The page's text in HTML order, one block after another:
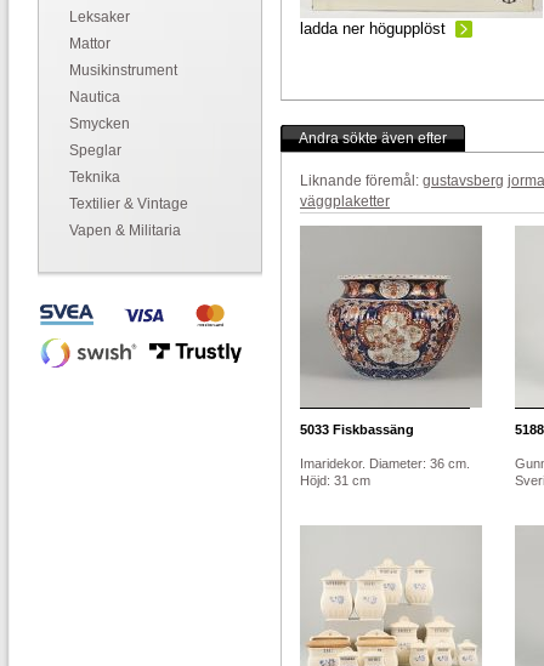
Leksaker
Mattor
Musikinstrument
Nautica
Smycken
Speglar
Teknika
Textilier & Vintage
Vapen & Militaria
ladda ner högupplöst
Andra sökte även efter
Liknande föremål: gustavsberg
väggplaketter
5033 Fiskbassäng
Imaridekor. Diameter: 36 cm.
Höjd: 31 cm
5188